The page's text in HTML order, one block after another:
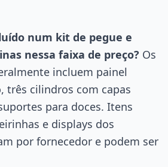
num kit de pegue e
nessa faixa de preço? Os
incluem painel
três cilindros com capas
para doces. Itens
e displays dos
por fornecedor e podem ser